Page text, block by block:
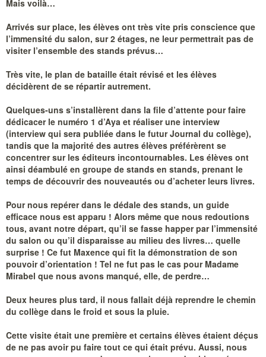
Mais voilà…
Arrivés sur place, les élèves ont très vite pris conscience que
l’immensité du salon, sur 2 étages, ne leur permettrait pas de
visiter l’ensemble des stands prévus…
Très vite, le plan de bataille était révisé et les élèves
décidèrent de se répartir autrement.
Quelques-uns s’installèrent dans la file d’attente pour faire
dédicacer le numéro 1 d’Aya et réaliser une interview
(interview qui sera publiée dans le futur Journal du collège),
tandis que la majorité des autres élèves préférèrent se
concentrer sur les éditeurs incontournables. Les élèves ont
ainsi déambulé en groupe de stands en stands, prenant le
temps de découvrir des nouveautés ou d’acheter leurs livres.
Pour nous repérer dans le dédale des stands, un guide
efficace nous est apparu ! Alors même que nous redoutions
tous, avant notre départ, qu’il se fasse happer par l’immensité
du salon ou qu’il disparaisse au milieu des livres… quelle
surprise ! Ce fut Maxence qui fit la démonstration de son
pouvoir d’orientation ! Tel ne fut pas le cas pour Madame
Mirabel que nous avons manqué, elle, de perdre…
Deux heures plus tard, il nous fallait déjà reprendre le chemin
du collège dans le froid et sous la pluie.
Cette visite était une première et certains élèves étaient déçus
de ne pas avoir pu faire tout ce qui était prévu. Aussi, nous